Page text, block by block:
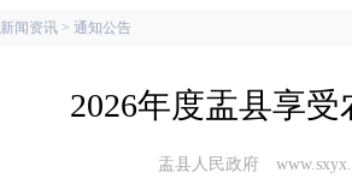
新闻资讯 > 通知公告
2026年度盂县享
盂县人民政府